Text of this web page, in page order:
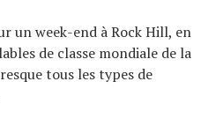
un week-end à Rock Hill, en
de classe mondiale de la
tous les types de